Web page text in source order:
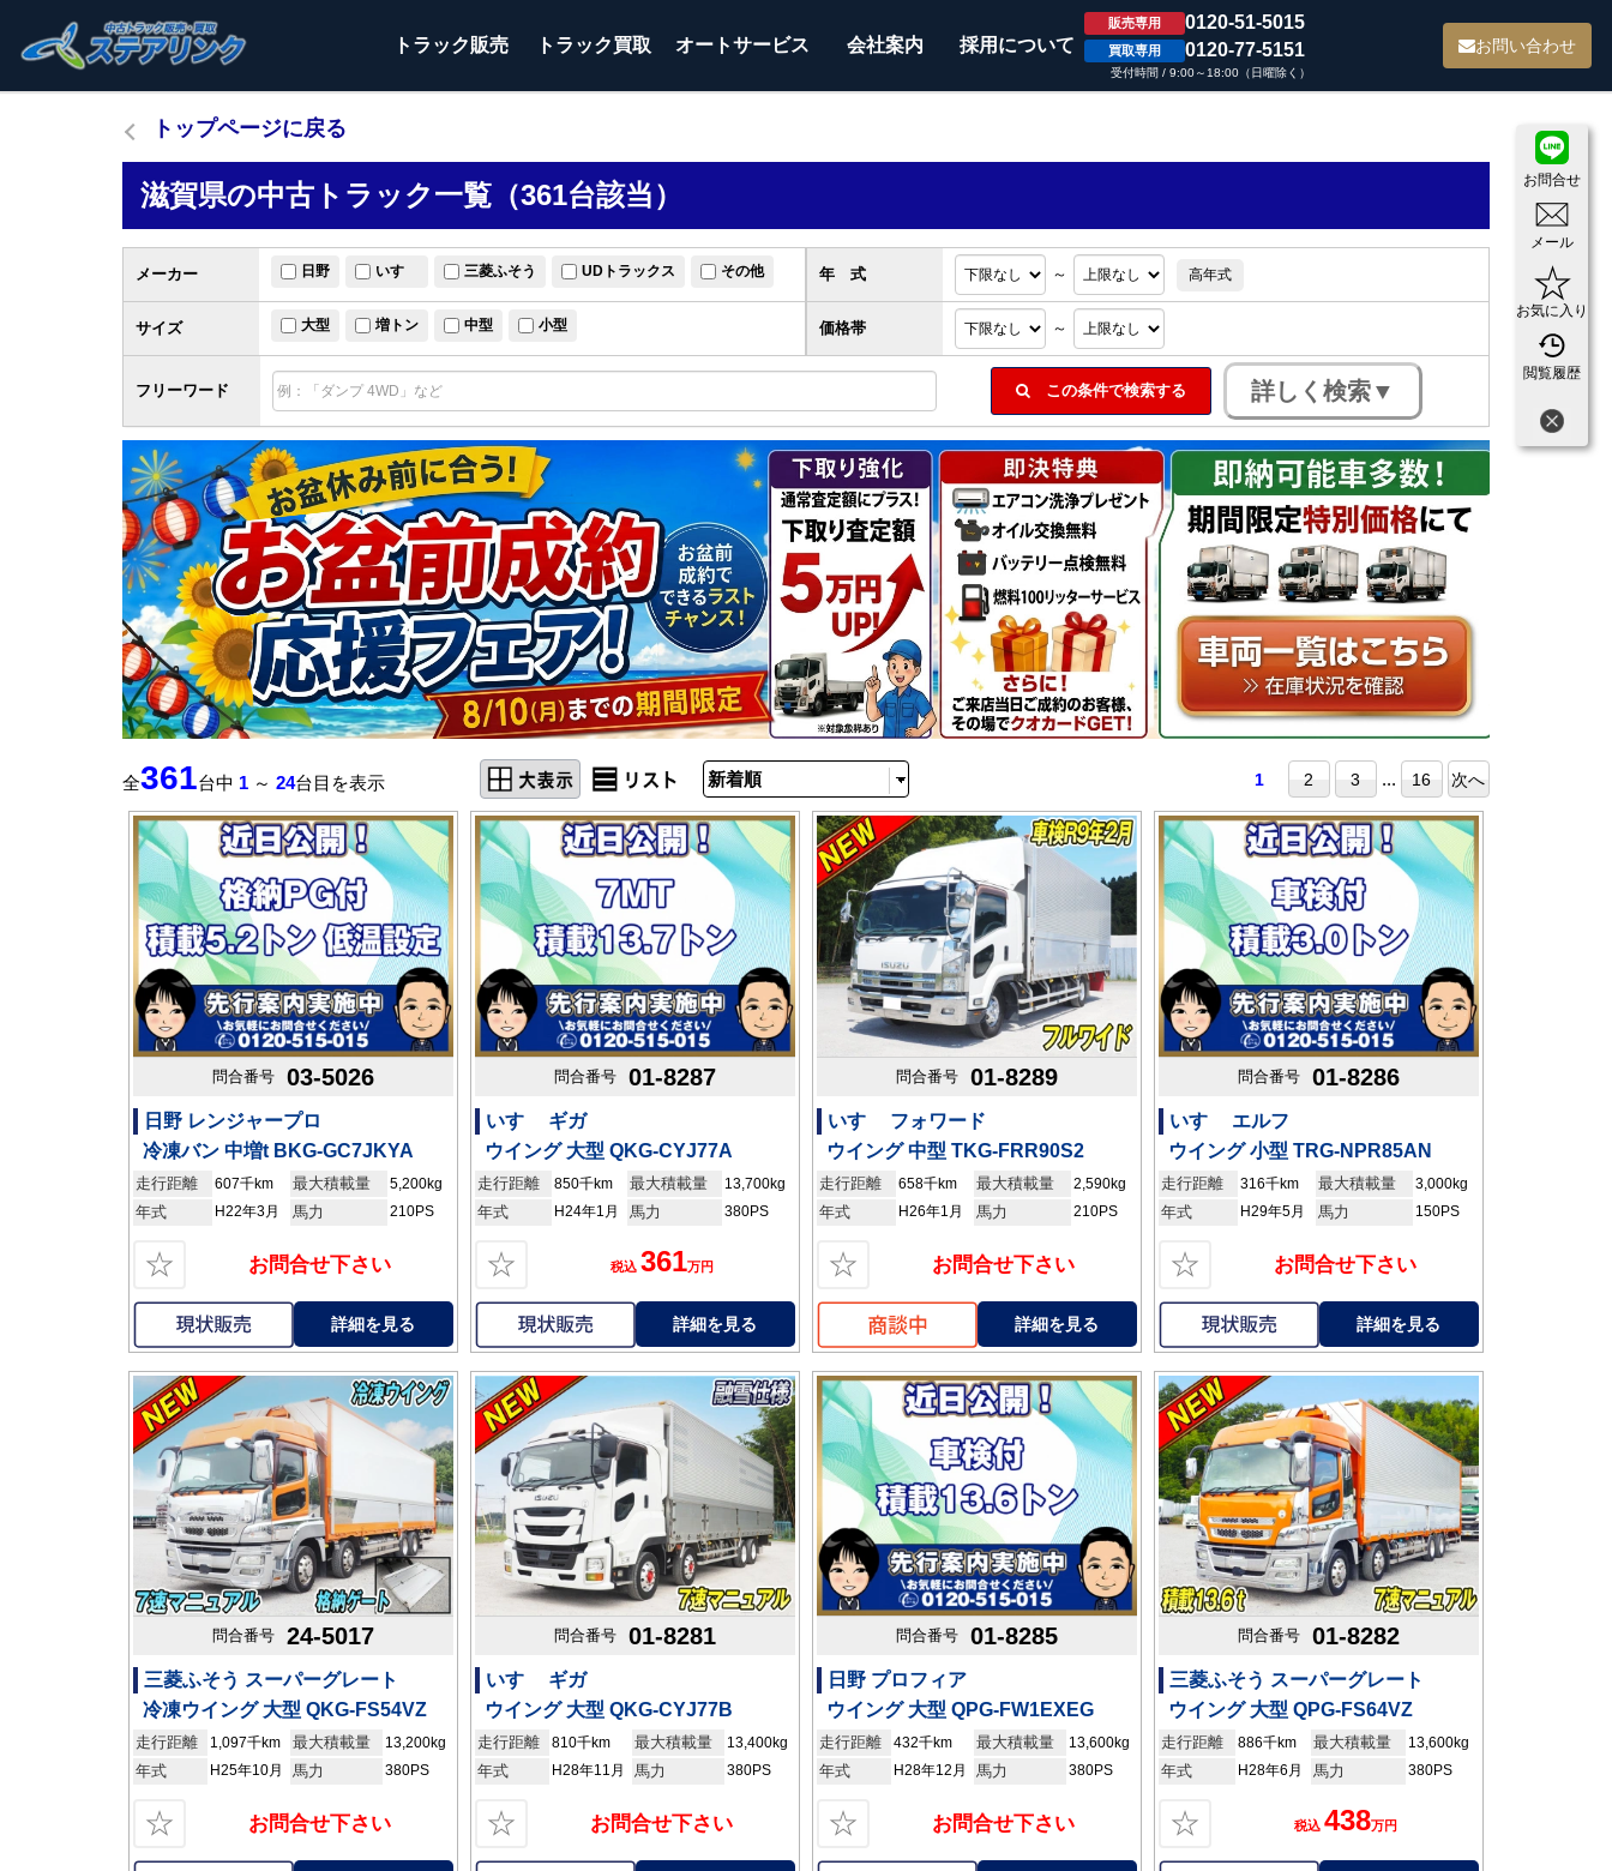
トラック販売 トラック買取 オートサービス 会社案内 採用について
販売専用 0120-51-5015
買取専用 0120-77-5151
受付時間 / 9:00～18:00（日曜除く）
お問い合わせ
お問合せ
メール
お気に入り
閲覧履歴
トップページに戻る
滋賀県の中古トラック一覧（361台該当）
サイズ 大型 増トン 中型 小型 価格帯 ～
フリーワード この条件で検索する
メーカー 日野 いすゞ 三菱ふそう UDトラックス その他 年 式 ～ 高年式
全361台中 1 ～ 24台目を表示 1 2 3 ... 16 次へ
問合番号 03-5026
日野 レンジャープロ
冷凍バン 中増t BKG-GC7JKYA
走行距離 607千km 最大積載量 5,200kg
年式 H22年3月 馬力 210PS
☆ お問合せ下さい
詳細を見る
問合番号 01-8287
いすゞ ギガ
ウイング 大型 QKG-CYJ77A
走行距離 850千km 最大積載量 13,700kg
年式 H24年1月 馬力 380PS
☆ 税込 361万円
詳細を見る
問合番号 01-8289
いすゞ フォワード
ウイング 中型 TKG-FRR90S2
走行距離 658千km 最大積載量 2,590kg
年式 H26年1月 馬力 210PS
☆ お問合せ下さい
詳細を見る
問合番号 01-8286
いすゞ エルフ
ウイング 小型 TRG-NPR85AN
走行距離 316千km 最大積載量 3,000kg
年式 H29年5月 馬力 150PS
☆ お問合せ下さい
詳細を見る
問合番号 24-5017
三菱ふそう スーパーグレート
冷凍ウイング 大型 QKG-FS54VZ
走行距離 1,097千km 最大積載量 13,200kg
年式 H25年10月 馬力 380PS
☆ お問合せ下さい
問合番号 01-8281
いすゞ ギガ
ウイング 大型 QKG-CYJ77B
走行距離 810千km 最大積載量 13,400kg
年式 H28年11月 馬力 380PS
☆ お問合せ下さい
問合番号 01-8285
日野 プロフィア
ウイング 大型 QPG-FW1EXEG
走行距離 432千km 最大積載量 13,600kg
年式 H28年12月 馬力 380PS
☆ お問合せ下さい
問合番号 01-8282
三菱ふそう スーパーグレート
ウイング 大型 QPG-FS64VZ
走行距離 886千km 最大積載量 13,600kg
年式 H28年6月 馬力 380PS
☆ 税込 438万円